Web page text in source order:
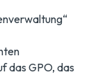
das GPO, das